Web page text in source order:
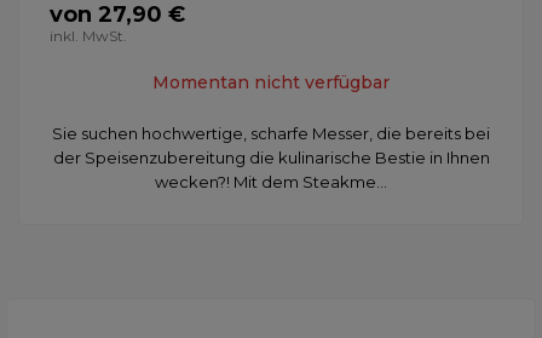
von 27,90 €
inkl. MwSt.
Momentan nicht verfügbar
Sie suchen hochwertige, scharfe Messer, die bereits bei
der Speisenzubereitung die kulinarische Bestie in Ihnen
wecken?! Mit dem Steakme...